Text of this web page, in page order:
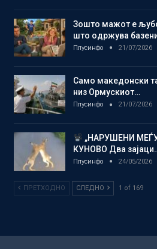
Зошто мажот е
што одржува
Плусинфо 21/07/2026
Само македонски
низ Ормускиот…
Плусинфо 21/07/2026
„НАРУШЕНИ
КУНОВО Два
Плусинфо 24/05/2026
ПРЕТХОДНО СЛЕДНО 1 of 169